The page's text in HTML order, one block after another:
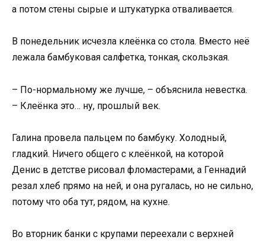
а потом стены сырые и штукатурка отваливается.
В понедельник исчезла клеёнка со стола. Вместо неё
лежала бамбуковая салфетка, тонкая, скользкая.
– По-нормальному же лучше, – объяснила невестка.
– Клеёнка это… ну, прошлый век.
Галина провела пальцем по бамбуку. Холодный,
гладкий. Ничего общего с клеёнкой, на которой
Денис в детстве рисовал фломастерами, а Геннадий
резал хлеб прямо на ней, и она ругалась, но не сильно,
потому что оба тут, рядом, на кухне.
Во вторник банки с крупами переехали с верхней